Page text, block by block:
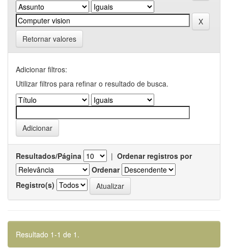
Retornar valores
Adicionar filtros:
Utilizar filtros para refinar o resultado de busca.
Resultados/Página | Ordenar registros por
Ordenar
Registro(s)
Resultado 1-1 de 1.